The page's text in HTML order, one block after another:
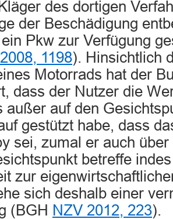
des dortigen
der Beschädigung
Pkw zur Verfügung
1198). Hinsichtlich
Motorrads hat der
dass der Nutzer die
außer auf den
gestützt habe, dass
sei, zumal er auch
betreffe
zur
sich deshalb einer
(BGH NZV 2012, 223).